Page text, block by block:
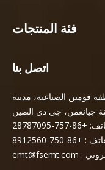
فئة المنتجات
اتصل بنا
فومين الصناعية، مدينة
جيانغمن، جي دي الصين
+86-757-28787095
:
+86-750-8912560
:
emt@fsemt.com